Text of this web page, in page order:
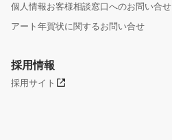
個人情報お客様相談窓口へのお問い合せ
アート年賀状に関するお問い合せ
採用情報
採用サイト